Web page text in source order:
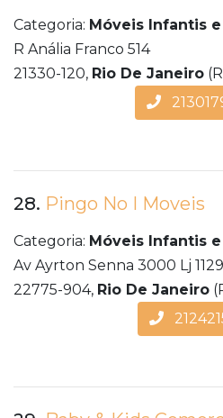
Categoria: Móveis Infantis
R Anália Franco 514
21330-120, Rio De Janeiro
28. Pingo No I Moveis
Categoria: Móveis Infantis
Av Ayrton Senna 3000 Lj 1129
22775-904, Rio De Janeiro